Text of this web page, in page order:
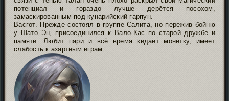
потенциал и гораздо лучше дерётся посохом,
замаскированным под кунарийский гарпун.
Васгот. Прежде состоял в группе Салита, но пережив бойню
у Шато Эн, присоединился к Вало-Кас по старой дружбе и
памяти. Любит пари и всё время кидает монетку, имеет
слабость к азартным играм.